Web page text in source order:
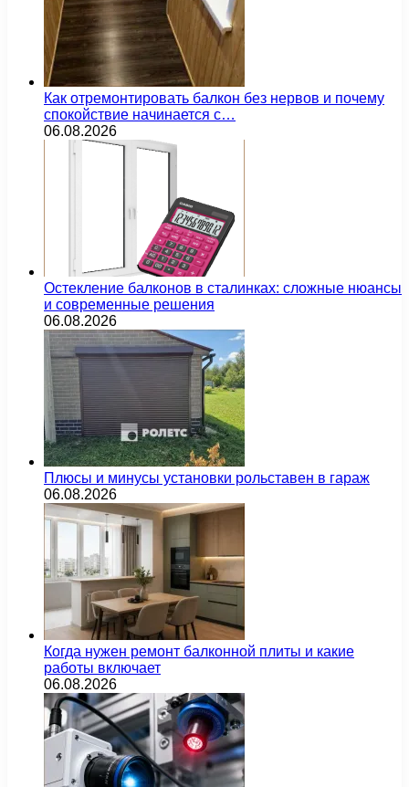
Как отремонтировать балкон без нервов и почему
спокойствие начинается с…
06.08.2026
Остекление балконов в сталинках: сложные нюансы
и современные решения
06.08.2026
Плюсы и минусы установки рольставен в гараж
06.08.2026
Когда нужен ремонт балконной плиты и какие
работы включает
06.08.2026